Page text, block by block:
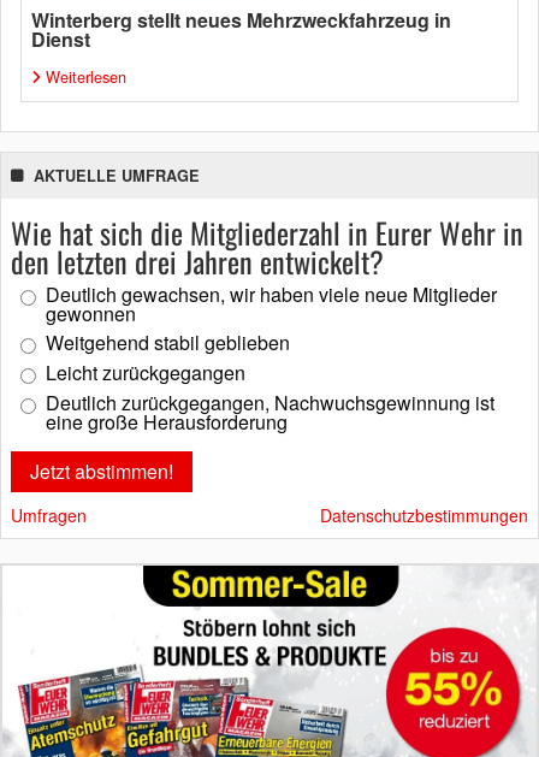
Winterberg stellt neues Mehrzweckfahrzeug in
Dienst
Weiterlesen
AKTUELLE UMFRAGE
Wie hat sich die Mitgliederzahl in Eurer Wehr in
den letzten drei Jahren entwickelt?
Deutlich gewachsen, wir haben viele neue Mitglieder
gewonnen
Weitgehend stabil geblieben
Leicht zurückgegangen
Deutlich zurückgegangen, Nachwuchsgewinnung ist
eine große Herausforderung
Umfragen Datenschutzbestimmungen